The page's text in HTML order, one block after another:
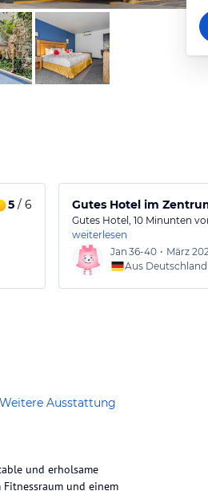
5 / 6 Gutes Hotel im
Gutes Hotel, 10 Minunten
weiterlesen
Jan 36-40 • März
Aus Deutschland
Weitere Ausstattung
und erholsame
und einem